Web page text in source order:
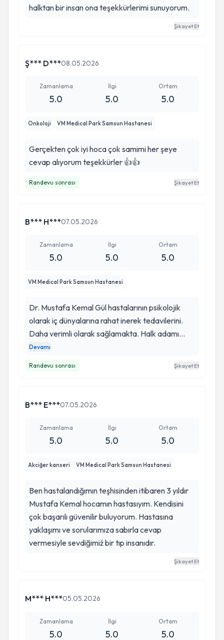
halktan bir insan ona teşekkürlerimi sunuyorum.
Şikayet Et
Ş*** D***08.05.2026
Zamanlama
5.0
İlgi
5.0
Ortam
5.0
Onkoloji VM Medical Park Samsun Hastanesi
Gerçekten çok iyi hoca çok samimi her şeye
cevap alıyorum teşekkürler 👍👍
Randevu sonrası Şikayet Et
B*** H***07.05.2026
Zamanlama
5.0
İlgi
5.0
Ortam
5.0
VM Medical Park Samsun Hastanesi
Dr. Mustafa Kemal Gül hastalarının psikolojik
olarak iç dünyalarına rahat inerek tedavilerini.
Daha verimli olarak sağlamakta. Halk adamı
deyimiyle çok değerli bir tecrübedir. hastalar için
Devamı
Randevu sonrası Şikayet Et
B*** E***07.05.2026
Zamanlama
5.0
İlgi
5.0
Ortam
5.0
Akciğer kanseri VM Medical Park Samsun Hastanesi
Ben hastalandığımın teşhisinden itibaren 3 yıldır
Mustafa Kemal hocamın hastasıyım. Kendisini
çok başarılı güvenilir buluyorum. Hastasına
yaklaşımı ve sorularımıza sabırla cevap
vermesiyle sevdiğimiź bir tıp insanıdır.
Şikayet Et
M*** H***05.05.2026
Zamanlama
5.0
İlgi
5.0
Ortam
5.0